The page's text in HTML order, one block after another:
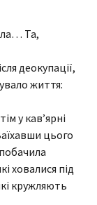
Та,
деокупації,
життя:
у кав’ярні
цього
ховалися під
кружляють